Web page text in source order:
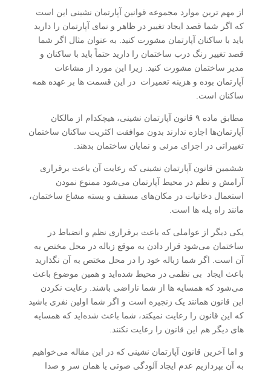
از مهم‌ ترین موارد مجموعه قوانین آپارتمان نشینی این است
که اگر شما قصد ایجاد تغییر در ظاهر و نمای آپارتمان را دارید
باید با ساکنان آپارتمان مشورت کنید. به عنوان مثال اگر شما
قصد تغییر رنگ درب ساختمان را دارید‌ حتماً باید با ساکنان و
مدیر ساختمان مشورت کنید. زیرا این مورد از مشاعات
آپارتمان بوده و هزینه تعمیرات در این قسمت ها بر عهده همه
ساکنان است.
مطابق ماده ۹ قانون آپارتمان نشینی، هیچکدام از مالکان
آپارتمان‌ها اجازه ندارند بدون موافقت اکثریت ساکنان ساختمان
تغییراتی در اجزای مرئی و نمایان ساختمان بدهند.
ششمین قانون آپارتمان نشینی که رعایت آن باعث برقراری
آرامش و نظم در محیط آپارتمان می‌شود ممنوع نمودن
استعمال دخانیات در مکان‌های مسقف و بسته مشاع ساختمان،
مانند راه پله‌ ها است.
یکی دیگر از عواملی که باعث برقراری نظم و انضباط در
ساختمان می‌شود قرار دادن به موقع زباله در محل مختص به
آن است. اگر شما زباله خود را در محل مختص به آن نگذارید
باعث ایجاد ‌ بی نظمی در محیط شده‌اید و همین موضوع باعث
می‌شود که همسایه ‌ها از شما ناراضی باشند. رعایت نکردن
این قانون همانند یک زنجیره است و اگر شما اولین نفری باشید
که این قانون را رعایت نمیکند، شما باعث شده‌اید که همسایه
های دیگر هم این قانون را رعایت نکنند.
و اما آخرین قانون آپارتمان نشینی که در این مقاله می‌خواهیم
به آن بپردازیم عدم ایجاد آلودگی صوتی یا همان سر و صدا